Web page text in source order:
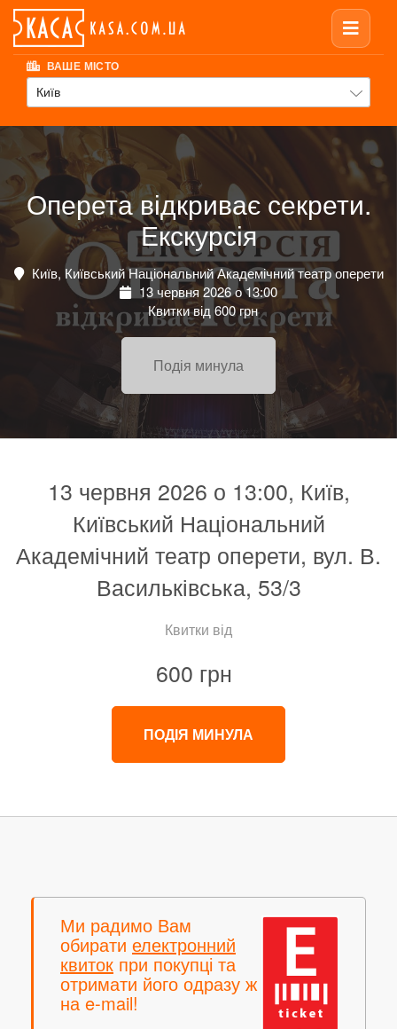
ВАШЕ МІСТО
Київ
Оперета відкриває секрети.
Екскурсія
Київ, Київський Національний Академічний театр оперети
13 червня 2026 о 13:00
Квитки від 600 грн
Подія минула
13 червня 2026 о 13:00, Київ,
Київський Національний
Академічний театр оперети, вул. В.
Васильківська, 53/3
Квитки від
600 грн
ПОДІЯ МИНУЛА
Ми радимо Вам
обирати електронний
квиток при покупці та
отримати його одразу ж
на e-mail!